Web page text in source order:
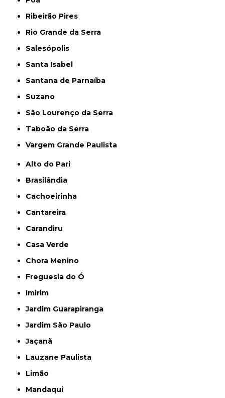
Ribeirão Pires
Rio Grande da Serra
Salesópolis
Santa Isabel
Santana de Parnaíba
Suzano
São Lourenço da Serra
Taboão da Serra
Vargem Grande Paulista
Alto do Pari
Brasilândia
Cachoeirinha
Cantareira
Carandiru
Casa Verde
Chora Menino
Freguesia do Ó
Imirim
Jardim Guarapiranga
Jardim São Paulo
Jaçanã
Lauzane Paulista
Limão
Mandaqui